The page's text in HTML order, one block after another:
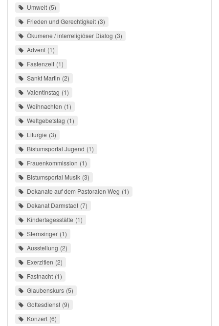
Umwelt 5
Frieden und Gerechtigkeit 3
Ökumene / interreligiöser Dialog 3
Advent 1
Fastenzeit 1
Sankt Martin 2
Valentinstag 1
Weihnachten 1
Weltgebetstag 1
Liturgie 3
Bistumsportal Jugend 1
Frauenkommission 1
Bistumsportal Musik 3
Dekanate auf dem Pastoralen Weg 1
Dekanat Darmstadt 7
Kindertagesstätte 1
Sternsinger 1
Ausstellung 2
Exerzitien 2
Fastnacht 1
Glaubenskurs 5
Gottesdienst 9
Konzert 6